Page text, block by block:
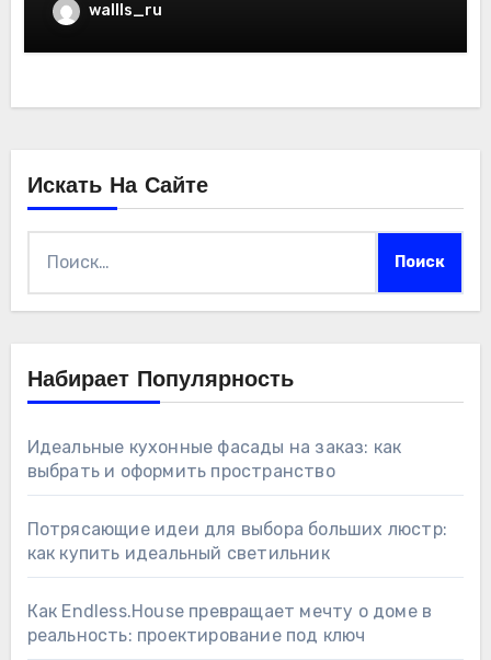
wallls_ru
Искать На Сайте
Набирает Популярность
Идеальные кухонные фасады на заказ: как
выбрать и оформить пространство
Потрясающие идеи для выбора больших люстр:
как купить идеальный светильник
Как Endless.House превращает мечту о доме в
реальность: проектирование под ключ